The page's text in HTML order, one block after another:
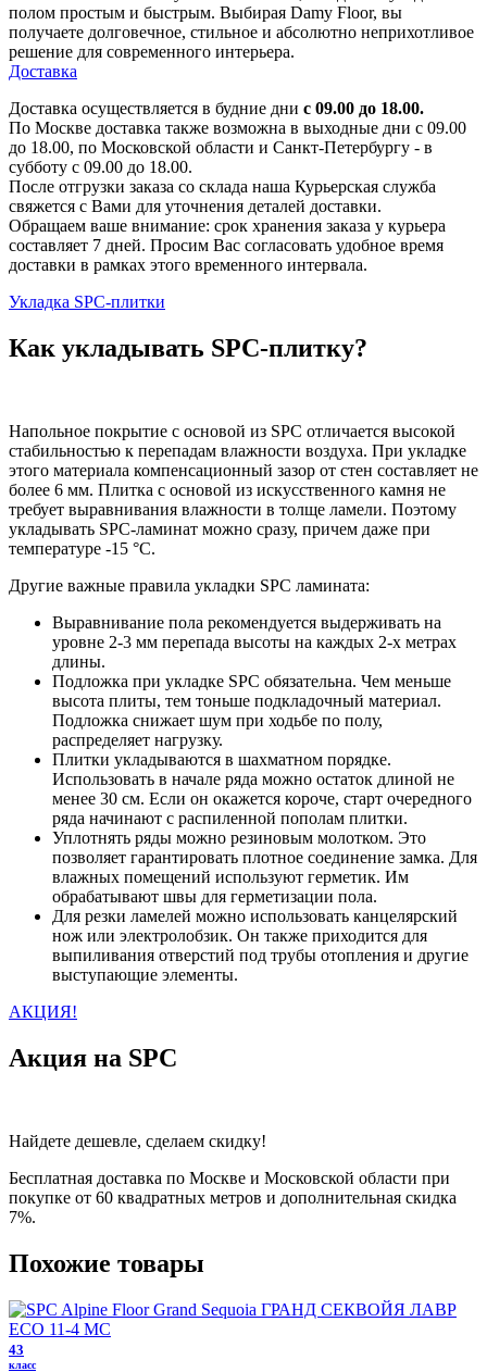
полом простым и быстрым. Выбирая Damy Floor, вы
получаете долговечное, стильное и абсолютно неприхотливое
решение для современного интерьера.
Доставка
Доставка осуществляется в будние дни с 09.00 до 18.00.
По Москве доставка также возможна в выходные дни с 09.00
до 18.00, по Московской области и Санкт-Петербургу - в
субботу с 09.00 до 18.00.
После отгрузки заказа со склада наша Курьерская служба
свяжется с Вами для уточнения деталей доставки.
Обращаем ваше внимание: срок хранения заказа у курьера
составляет 7 дней. Просим Вас согласовать удобное время
доставки в рамках этого временного интервала.
Укладка SPC-плитки
Как укладывать SPC-плитку?
Напольное покрытие с основой из SPC отличается высокой
стабильностью к перепадам влажности воздуха. При укладке
этого материала компенсационный зазор от стен составляет не
более 6 мм. Плитка с основой из искусственного камня не
требует выравнивания влажности в толще ламели. Поэтому
укладывать SPC-ламинат можно сразу, причем даже при
температуре -15 °C.
Другие важные правила укладки SPC ламината:
Выравнивание пола рекомендуется выдерживать на
уровне 2-3 мм перепада высоты на каждых 2-х метрах
длины.
Подложка при укладке SPC обязательна. Чем меньше
высота плиты, тем тоньше подкладочный материал.
Подложка снижает шум при ходьбе по полу,
распределяет нагрузку.
Плитки укладываются в шахматном порядке.
Использовать в начале ряда можно остаток длиной не
менее 30 см. Если он окажется короче, старт очередного
ряда начинают с распиленной пополам плитки.
Уплотнять ряды можно резиновым молотком. Это
позволяет гарантировать плотное соединение замка. Для
влажных помещений используют герметик. Им
обрабатывают швы для герметизации пола.
Для резки ламелей можно использовать канцелярский
нож или электролобзик. Он также приходится для
выпиливания отверстий под трубы отопления и другие
выступающие элементы.
АКЦИЯ!
Акция на SPC
Найдете дешевле, сделаем скидку!
Бесплатная доставка по Москве и Московской области при
покупке от 60 квадратных метров и дополнительная скидка
7%.
Похожие товары
43
класс